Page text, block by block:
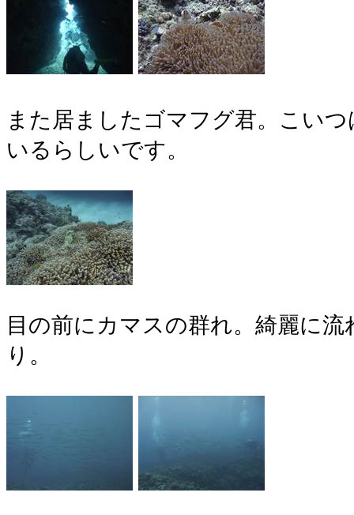
また居ましたゴマフグ君。こい
いるらしいです。
目の前にカマスの群れ。綺麗に
り。